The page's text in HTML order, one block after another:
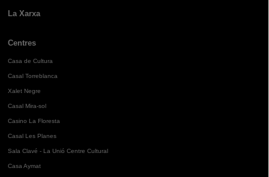
La Xarxa
Centres
Casa de Cultura
Casal Torreblanca
Xalet Negre
Casal Mira-sol
Casino La Floresta
Casal Les Planes
Sala Clavé - La Unió Centre Cultural
Casa Aymat